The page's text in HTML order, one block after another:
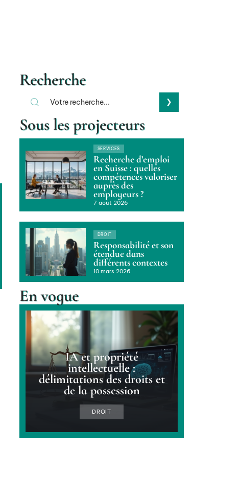
Recherche
Sous les projecteurs
SERVICES
Recherche d’emploi
en Suisse : quelles
compétences valoriser
auprès des
employeurs ?
7 août 2026
DROIT
Responsabilité et son
étendue dans
différents contextes
10 mars 2026
En vogue
IA et propriété
intellectuelle :
délimitations des droits et
de la possession
DROIT